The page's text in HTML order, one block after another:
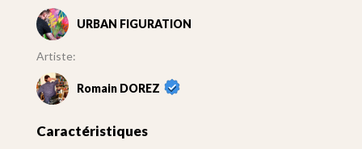
URBAN FIGURATION
Artiste:
Romain DOREZ
Caractéristiques